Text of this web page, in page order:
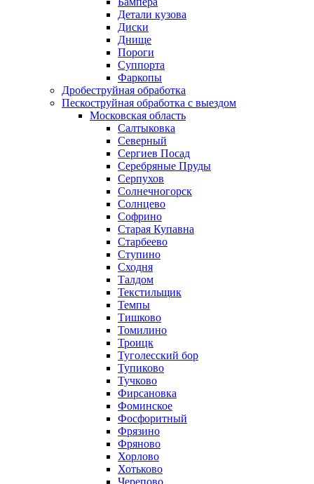
Детали кузова
Диски
Днище
Пороги
Суппорта
Фаркопы
Дробеструйная обработка
Пескоструйная обработка с выездом
Московская область
Салтыковка
Северный
Сергиев Посад
Серебряные Пруды
Серпухов
Солнечногорск
Солнцево
Софрино
Старая Купавна
Старбеево
Ступино
Сходня
Талдом
Текстильщик
Темпы
Тишково
Томилино
Троицк
Туголесский бор
Тупиково
Тучково
Фирсановка
Фоминское
Фосфоритный
Фрязино
Фряново
Хорлово
Хотьково
Черепово